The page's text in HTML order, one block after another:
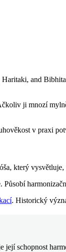
ji mnozí
v praxi
který
. Historický
schopnost